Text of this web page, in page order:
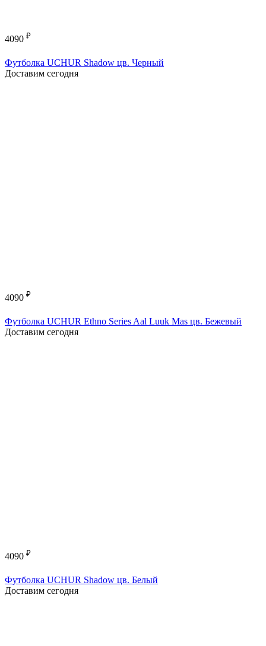
4090 ₽
Футболка UCHUR Shadow цв. Черный
Доставим сегодня
4090 ₽
Футболка UCHUR Ethno Series Aal Luuk Mas цв. Бежевый
Доставим сегодня
4090 ₽
Футболка UCHUR Shadow цв. Белый
Доставим сегодня